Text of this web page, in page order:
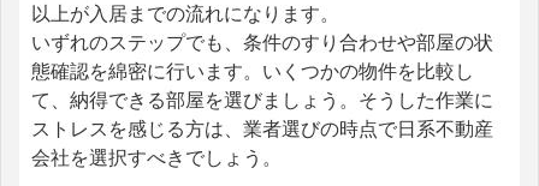
以上が入居までの流れになります。
いずれのステップでも、条件のすり合わせや部屋の状
態確認を綿密に行います。いくつかの物件を比較し
て、納得できる部屋を選びましょう。そうした作業に
ストレスを感じる方は、業者選びの時点で日系不動産
会社を選択すべきでしょう。